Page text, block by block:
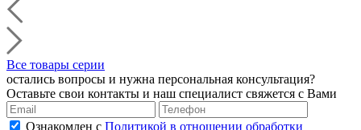
Все товары серии
остались вопросы и нужна персональная консультация?
Оставьте свои контакты и наш специалист свяжется с Вами
Ознакомлен с Политикой в отношении обработки